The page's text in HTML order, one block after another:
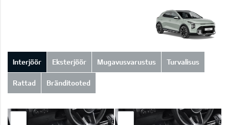
Interjöör Eksterjöör Mugavusvarustus Turvalisus
Rattad Bränditooted